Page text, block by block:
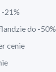
21%
do -50%
cenie